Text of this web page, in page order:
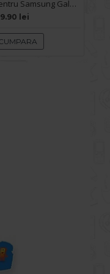
Husa spate pentru Samsung Galaxy S26 - Slide Case Rosu
lei